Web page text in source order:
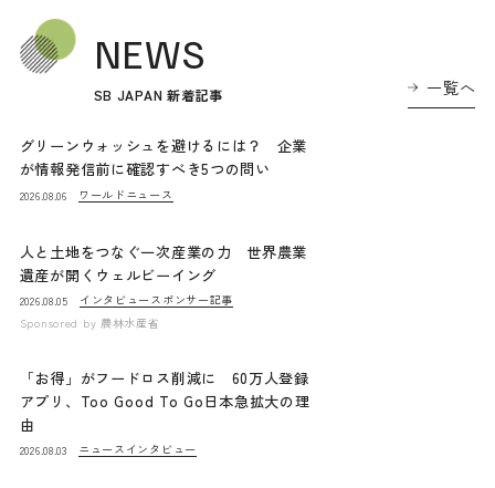
NEWS
SB JAPAN 新着記事 一覧へ
グリーンウォッシュを避けるには？ 企業
が情報発信前に確認すべき5つの問い
2026.08.06 ワールドニュース
人と土地をつなぐ一次産業の力 世界農業
遺産が開くウェルビーイング
2026.08.05 インタビュー スポンサー記事
Sponsored by 農林水産省
「お得」がフードロス削減に 60万人登録
アプリ、Too Good To Go日本急拡大の理
由
2026.08.03 ニュース インタビュー